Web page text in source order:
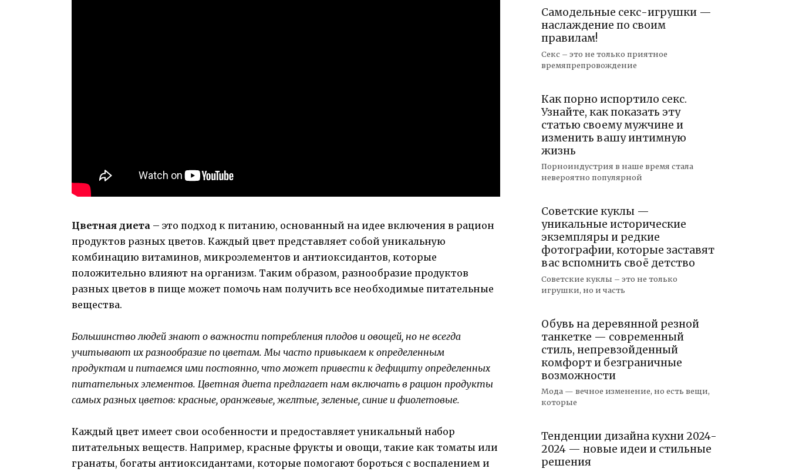
Цветная диета – это подход к питанию, основанный на идее включения в рацион
продуктов разных цветов. Каждый цвет представляет собой уникальную
комбинацию витаминов, микроэлементов и антиоксидантов, которые
положительно влияют на организм. Таким образом, разнообразие продуктов
разных цветов в пище может помочь нам получить все необходимые питательные
вещества.
Большинство людей знают о важности потребления плодов и овощей, но не всегда
учитывают их разнообразие по цветам. Мы часто привыкаем к определенным
продуктам и питаемся ими постоянно, что может привести к дефициту определенных
питательных элементов. Цветная диета предлагает нам включать в рацион продукты
самых разных цветов: красные, оранжевые, желтые, зеленые, синие и фиолетовые.
Каждый цвет имеет свои особенности и предоставляет уникальный набор
питательных веществ. Например, красные фрукты и овощи, такие как томаты или
гранаты, богаты антиоксидантами, которые помогают бороться с воспалением и
Самодельные секс-игрушки —
наслаждение по своим
правилам!
Секс – это не только приятное
времяпрепровождение
Как порно испортило секс.
Узнайте, как показать эту
статью своему мужчине и
изменить вашу интимную
жизнь
Порноиндустрия в наше время стала
невероятно популярной
Советские куклы —
уникальные исторические
экземпляры и редкие
фотографии, которые заставят
вас вспомнить своё детство
Советские куклы – это не только
игрушки, но и часть
Обувь на деревянной резной
танкетке — современный
стиль, непревзойденный
комфорт и безграничные
возможности
Мода — вечное изменение, но есть вещи,
которые
Тенденции дизайна кухни 2024-
2024 — новые идеи и стильные
решения